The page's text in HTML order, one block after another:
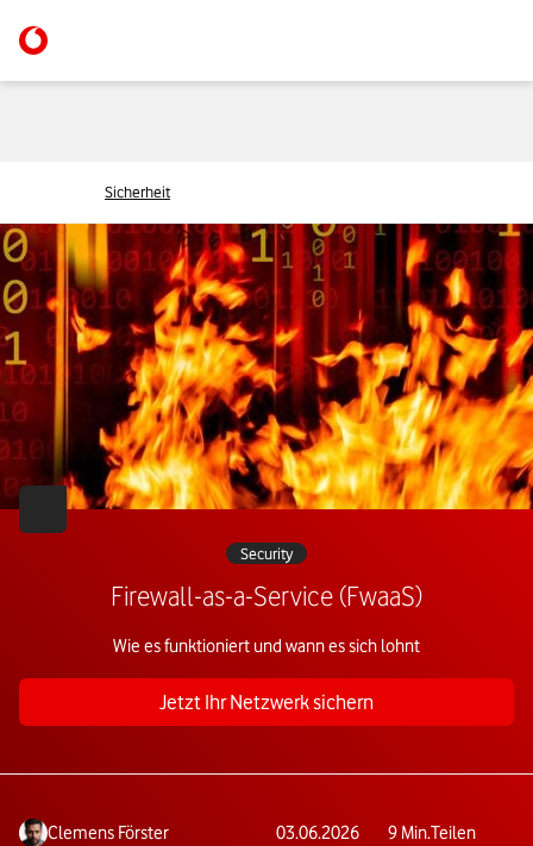
Sicherheit
Security
Firewall-as-a-Service (FwaaS)
Wie es funktioniert und wann es sich lohnt
Jetzt Ihr Netzwerk sichern
Clemens Förster 03.06.2026 9 Min.Teilen